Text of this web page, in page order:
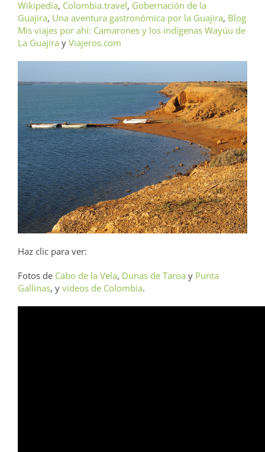
Wikipedia, Colombia.travel, Gobernación de la
Guajira, Una aventura gastronómica por la Guajira, Blog
Mis viajes por ahí: Camarones y los indígenas Wayúu de
La Guajira y Viajeros.com
Haz clic para ver:
Fotos de Cabo de la Vela, Dunas de Taroa y Punta
Gallinas, y videos de Colombia.